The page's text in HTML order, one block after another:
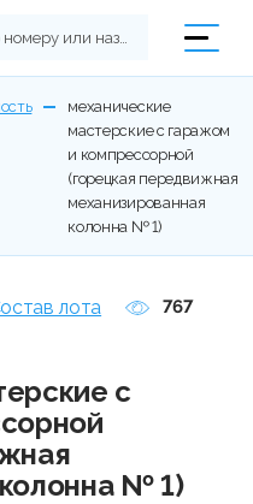
механические
мастерские с гаражом
и компрессорной
(горецкая передвижная
механизированная
колонна № 1)
лота 767
с
№ 1)